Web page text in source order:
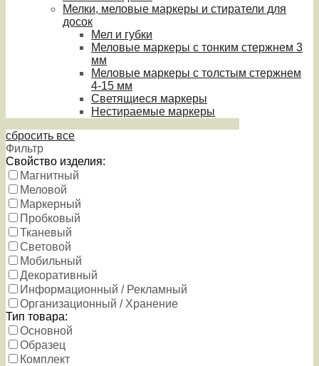
Мелки, меловые маркеры и стиратели для
досок
Мел и губки
Меловые маркеры с тонким стержнем 3
мм
Меловые маркеры с толстым стержнем
4-15 мм
Светящиеся маркеры
Нестираемые маркеры
сбросить все
Фильтр
Свойство изделия:
Магнитный
Меловой
Маркерный
Пробковый
Тканевый
Световой
Мобильный
Декоративный
Информационный / Рекламный
Организационный / Хранение
Тип товара:
Основной
Образец
Комплект